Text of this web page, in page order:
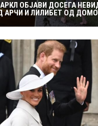
ОБЈАВИ ДОСЕГА
И ЛИЛИБЕТ ОД
ДИЈАНА